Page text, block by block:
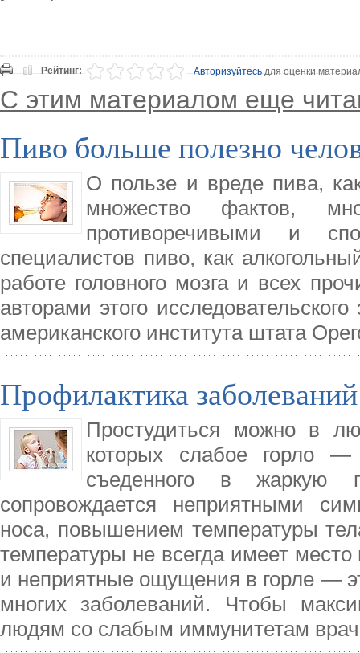
Рейтинг: Авторизуйтесьдля оценки
С этим материалом еще
Пиво больше полезно
О пользе и вреде пива,
множество фактов,
противоречивыми и
специалистов пиво, как
работе головного мозга и всех
авторами этого
американского института штата
Профилактика
Простудиться можно в
которых слабое горло —
съеденного в жаркую
сопровождается неприятными
носа, повышением температуры
температуры не всегда имеет
и неприятные ощущения в горле —
многих заболеваний. Чтобы
людям со слабым иммунитетам